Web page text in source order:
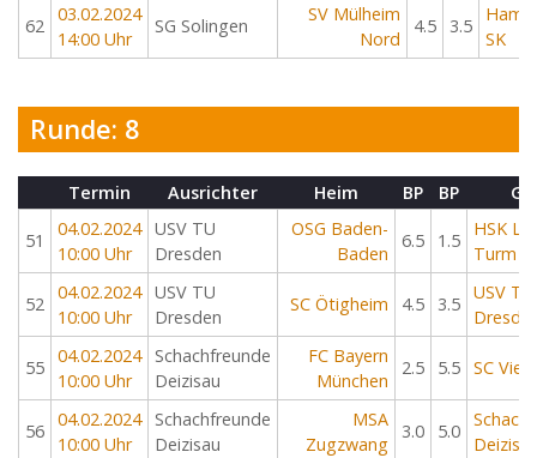
62
03.02.2024
14:00 Uhr
SG Solingen
SV Mülheim
Nord
4.5 3.5
SK
Runde: 8
Termin Ausrichter Heim BP BP
51
04.02.2024
10:00 Uhr
USV TU
Dresden
OSG Baden-
Baden
6.5 1.5
HSK
Turm
52
04.02.2024
10:00 Uhr
USV TU
Dresden
SC Ötigheim 4.5 3.5
USV TU
55
04.02.2024
10:00 Uhr
Schachfreunde
Deizisau
FC Bayern
München
2.5 5.5 SC
56
04.02.2024
10:00 Uhr
Schachfreunde
Deizisau
MSA
Zugzwang
3.0 5.0